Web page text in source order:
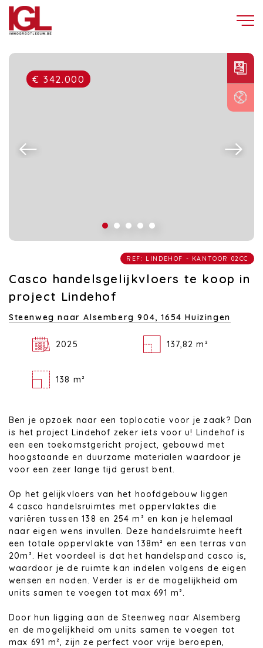
€ 342.000
REF: LINDEHOF - KANTOOR 02CC
Casco handelsgelijkvloers te koop in
project Lindehof
Steenweg naar Alsemberg 904,1654 Huizingen
2025 137,82 m²
138 m²
Ben je opzoek naar een toplocatie voor je zaak? Dan
is het project Lindehof zeker iets voor u! Lindehof is
een een toekomstgericht project, gebouwd met
hoogstaande en duurzame materialen waardoor je
voor een zeer lange tijd gerust bent.
Op het gelijkvloers van het hoofdgebouw liggen
4 casco handelsruimtes met oppervlaktes die
variëren tussen 138 en 254 m² en kan je helemaal
naar eigen wens invullen. Deze handelsruimte heeft
een totale oppervlakte van 138m² en een terras van
20m². Het voordeel is dat het handelspand casco is,
waardoor je de ruimte kan indelen volgens de eigen
wensen en noden. Verder is er de mogelijkheid om
units samen te voegen tot max 691 m².
Door hun ligging aan de Steenweg naar Alsemberg
en de mogelijkheid om units samen te voegen tot
max 691 m², zijn ze perfect voor vrije beroepen,